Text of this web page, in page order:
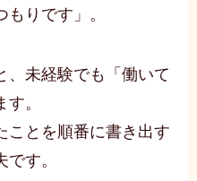
りです」。
、未経験でも「働いて
。
ことを順番に書き出す
す。